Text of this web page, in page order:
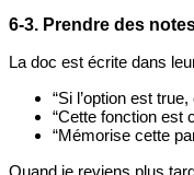
6‑3. Prendre des
La doc est écrite dans
“Si l’option est
“Cette fonction est
“Mémorise cette